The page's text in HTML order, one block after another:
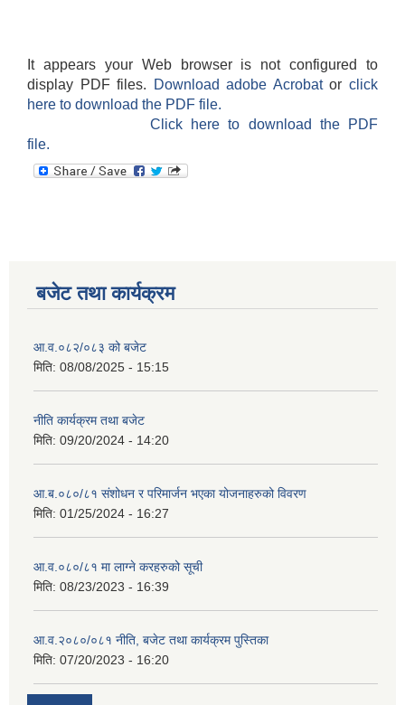
It appears your Web browser is not configured to
display PDF files.
Download adobe Acrobatorclick
here to download the PDF file.
Click here to download the PDF
file.
बजेट तथा कार्यक्रम
आ.व.०८२/०८३ को बजेट
मिति: 08/08/2025 - 15:15
नीति कार्यक्रम तथा बजेट
मिति: 09/20/2024 - 14:20
आ.ब.०८०/८१ संशोधन र परिमार्जन भएका योजनाहरुको विवरण
मिति: 01/25/2024 - 16:27
आ.व.०८०/८१ मा लाग्ने करहरुको सूची
मिति: 08/23/2023 - 16:39
आ.व.२०८०/०८१ नीति, बजेट तथा कार्यक्रम पुस्तिका
मिति: 07/20/2023 - 16:20